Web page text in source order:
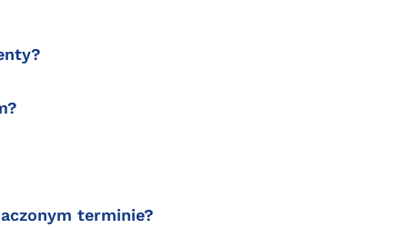
terminie?